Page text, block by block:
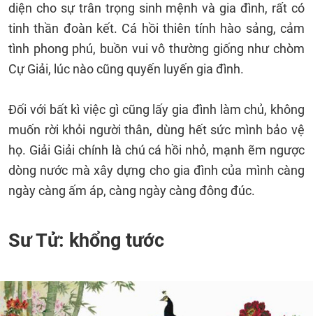
diện cho sự trân trọng sinh mệnh và gia đình, rất có
tinh thần đoàn kết. Cá hồi thiên tính hào sảng, cảm
tình phong phú, buồn vui vô thường giống như chòm
Cự Giải, lúc nào cũng quyến luyến gia đình.
Đối với bất kì việc gì cũng lấy gia đình làm chủ, không
muốn rời khỏi người thân, dùng hết sức mình bảo vệ
họ. Giải Giải chính là chú cá hồi nhỏ, mạnh ẽm ngược
dòng nước mà xây dựng cho gia đình của mình càng
ngày càng ấm áp, càng ngày càng đông đúc.
Sư Tử: khổng tước